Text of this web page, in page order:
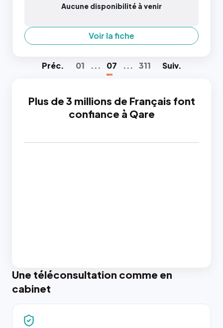
Aucune disponibilité à venir
Voir la fiche
Préc. 01 ... 07 ... 311 Suiv.
Plus de 3 millions de Français font
confiance à Qare
Une téléconsultation comme en
cabinet